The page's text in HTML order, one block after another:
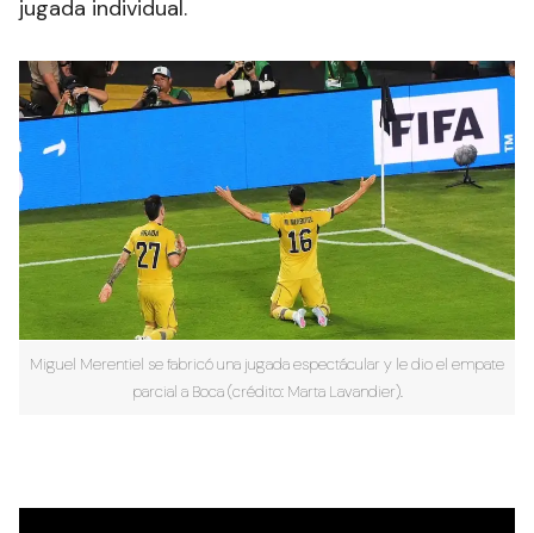
jugada individual.
Miguel Merentiel se fabricó una jugada espectácular y le dio el empate
parcial a Boca (crédito: Marta Lavandier).